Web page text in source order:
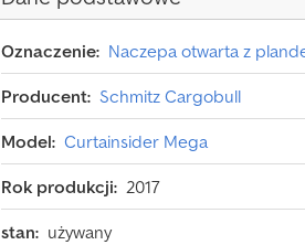
Oznaczenie: Naczepa otwarta z
Producent: Schmitz Cargobull
Model: Curtainsider Mega
Rok produkcji: 2017
stan: używany